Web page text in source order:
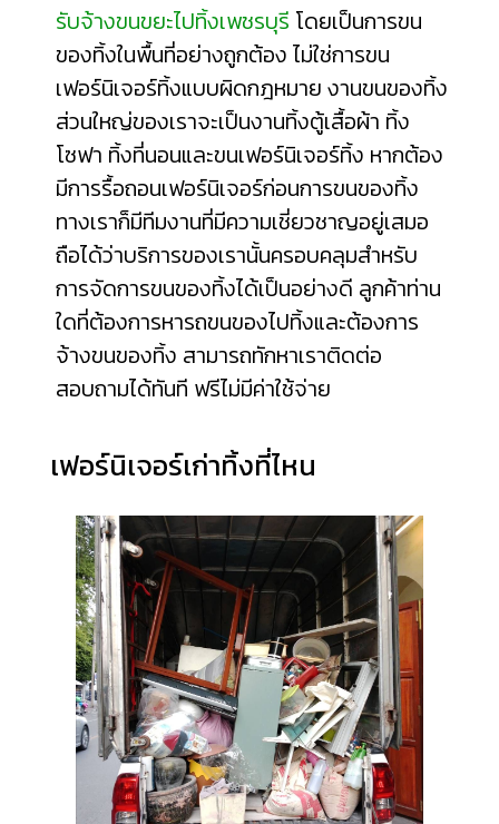
รับจ้างขนขยะไปทิ้งเพชรบุรี โดยเป็นการขน
ของทิ้งในพื้นที่อย่างถูกต้อง ไม่ใช่การขน
เฟอร์นิเจอร์ทิ้งแบบผิดกฎหมาย งานขนของทิ้ง
ส่วนใหญ่ของเราจะเป็นงานทิ้งตู้เสื้อผ้า ทิ้ง
โซฟา ทิ้งที่นอนและขนเฟอร์นิเจอร์ทิ้ง หากต้อง
มีการรื้อถอนเฟอร์นิเจอร์ก่อนการขนของทิ้ง
ทางเราก็มีทีมงานที่มีความเชี่ยวชาญอยู่เสมอ
ถือได้ว่าบริการของเรานั้นครอบคลุมสำหรับ
การจัดการขนของทิ้งได้เป็นอย่างดี ลูกค้าท่าน
ใดที่ต้องการหารถขนของไปทิ้งและต้องการ
จ้างขนของทิ้ง สามารถทักหาเราติดต่อ
สอบถามได้ทันที ฟรีไม่มีค่าใช้จ่าย
เฟอร์นิเจอร์เก่าทิ้งที่ไหน